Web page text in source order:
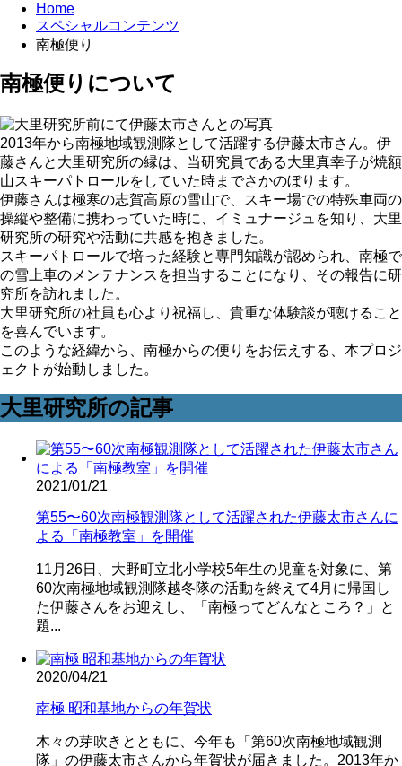
Home
スペシャルコンテンツ
南極便り
南極便りについて
2013年から南極地域観測隊として活躍する伊藤太市さん。伊
藤さんと大里研究所の縁は、当研究員である大里真幸子が焼額
山スキーパトロールをしていた時までさかのぼります。
伊藤さんは極寒の志賀高原の雪山で、スキー場での特殊車両の
操縦や整備に携わっていた時に、イミュナージュを知り、大里
研究所の研究や活動に共感を抱きました。
スキーパトロールで培った経験と専門知識が認められ、南極で
の雪上車のメンテナンスを担当することになり、その報告に研
究所を訪れました。
大里研究所の社員も心より祝福し、貴重な体験談が聴けること
を喜んでいます。
このような経緯から、南極からの便りをお伝えする、本プロジ
ェクトが始動しました。
大里研究所の記事
2021/01/21
第55〜60次南極観測隊として活躍された伊藤太市さんに
よる「南極教室」を開催
11月26日、大野町立北小学校5年生の児童を対象に、第
60次南極地域観測隊越冬隊の活動を終えて4月に帰国し
た伊藤さんをお迎えし、「南極ってどんなところ？」と
題...
2020/04/21
南極 昭和基地からの年賀状
木々の芽吹きとともに、今年も「第60次南極地域観測
隊」の伊藤太市さんから年賀状が届きました。2013年か